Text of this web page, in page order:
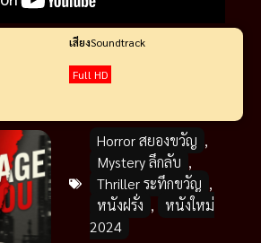
เสียงSoundtrack
Full HD
Horror สยองขวัญ ,
Mystery ลึกลับ ,
Thriller ระทึกขวัญ ,
หนังฝรั่ง ,
หนังใหม่
2024